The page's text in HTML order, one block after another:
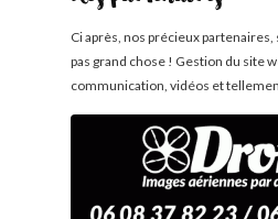
Ci après, nos précieux
pas grand chose ! Gestion du site
communication, vidéos et